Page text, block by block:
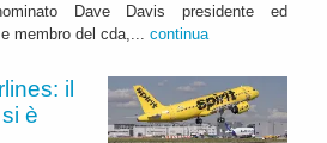
Dave Davis presidente ed
membro del cda,... continua
il
è